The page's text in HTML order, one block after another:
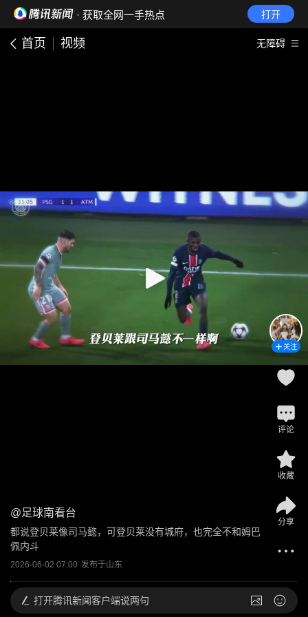
· 获取全网一手热点 打开
首页 视频 无障碍
@足球南看台
都说登贝莱像司马懿，可登贝莱没有城府，也完全不和姆巴
佩内斗
2026-06-02 07:00 发布于山东
关注
评论
收藏
分享
打开腾讯新闻客户端说两句